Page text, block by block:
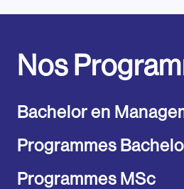
Nos
Bachelor en
Programmes
Programmes MSc